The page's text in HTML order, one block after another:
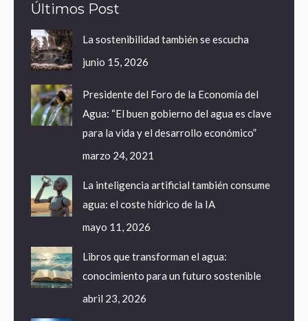
Últimos Post
La sostenibilidad también se escucha
junio 15, 2026
Presidente del Foro de la Economía del
Agua: “El buen gobierno del agua es clave
para la vida y el desarrollo económico”
marzo 24, 2021
La inteligencia artificial también consume
agua: el coste hídrico de la IA
mayo 11, 2026
Libros que transforman el agua:
conocimiento para un futuro sostenible
abril 23, 2026